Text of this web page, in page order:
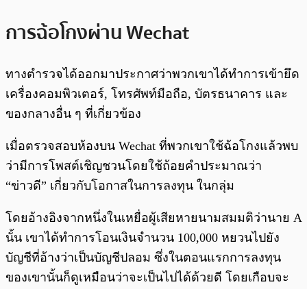
การฉ้อโกงผ่าน Wechat
ทางตำรวจได้ออกมาประกาศว่าพวกเขาได้ทำการเข้ายึด
เครื่องคอมพิวเตอร์, โทรศัพท์มือถือ, บัตรธนาคาร และ
ของกลางอื่น ๆ ที่เกี่ยวข้อง
เมื่อตรวจสอบห้องบน Wechat ที่พวกเขาใช้ฉ้อโกงแล้วพบ
ว่ามีการโพสต์เชิญชวนโดยใช้ถ้อยคำประมาณว่า
“ข่าวดี” เกี่ยวกับโอกาสในการลงทุน ในกลุ่ม
โดยอ้างอิงจากหนึ่งในเหยื่อผู้เสียหายนามสมมติว่านาย A
นั้น เขาได้ทำการโอนเงินจำนวน 100,000 หยวนไปยัง
บัญชีที่อ้างว่าเป็นบัญชีปลอม ซึ่งในตอนแรกการลงทุน
ของเขานั้นก็ดูเหมือนว่าจะเป็นไปได้ด้วยดี โดยเกือบจะ